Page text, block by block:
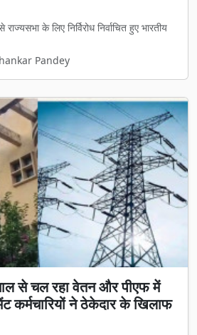
के लिए निर्विरोध निर्वाचित हुए भारतीय
Pandey
से चल रहा वेतन और पीएफ में
कर्मचारियों ने ठेकेदार के खिलाफ